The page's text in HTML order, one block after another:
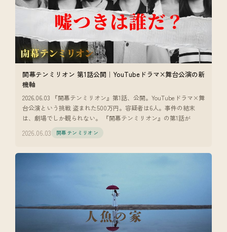
開幕テンミリオン 第1話公開｜YouTubeドラマ×舞台公演の新
機軸
2026.06.03 『開幕テンミリオン』第1話、公開。YouTubeドラマ×舞
台公演という挑戦 盗まれた500万円。容疑者は6人。事件の結末
は、劇場でしか観られない。 『開幕テンミリオン』の第1話が
2026.06.03 開幕テンミリオン